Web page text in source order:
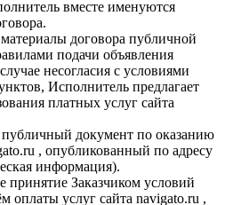
вместе именуются
договора публичной
подачи объявления
несогласия с условиями
Исполнитель предлагает
платных услуг сайта
документ по оказанию
, опубликованный по адресу
информация).
Заказчиком условий
оплаты услуг сайта navigato.ru ,